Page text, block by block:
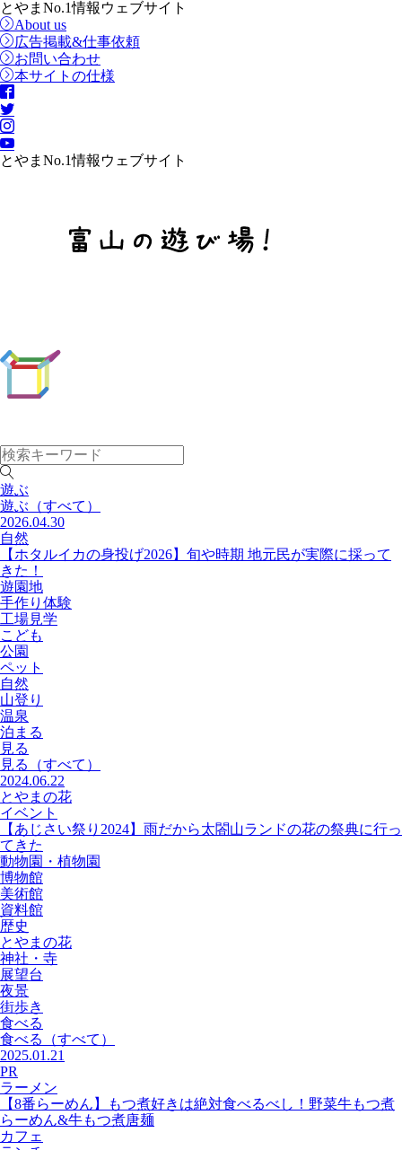
とやまNo.1情報ウェブサイト
About us
広告掲載&仕事依頼
お問い合わせ
本サイトの仕様
とやまNo.1情報ウェブサイト
遊ぶ
遊ぶ （すべて）
2026.04.30
自然
【ホタルイカの身投げ2026】旬や時期 地元民が実際に採って
きた！
遊園地
手作り体験
工場見学
こども
公園
ペット
自然
山登り
温泉
泊まる
見る
見る
（すべて）
2024.06.22
とやまの花
イベント
【あじさい祭り2024】雨だから太閤山ランドの花の祭典に行っ
てきた
動物園・植物園
博物館
美術館
資料館
歴史
とやまの花
神社・寺
展望台
夜景
街歩き
食べる
食べる
（すべて）
2025.01.21
PR
ラーメン
【8番らーめん】もつ煮好きは絶対食べるべし！野菜牛もつ煮
らーめん&牛もつ煮唐麺
カフェ